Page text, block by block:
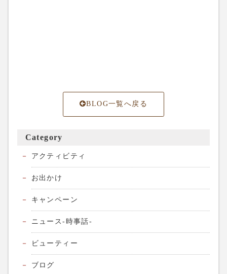
BLOG一覧へ戻る
Category
アクティビティ
お出かけ
キャンペーン
ニュース-時事話-
ビューティー
ブログ